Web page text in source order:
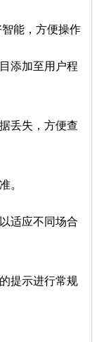
能，方便操作
添加至用户程
丢失，方便查
。
适应不同场合
提示进行常规